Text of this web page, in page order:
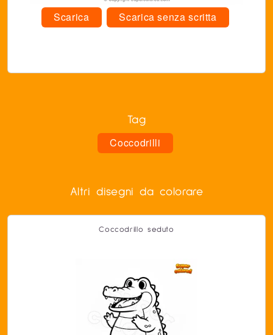
Scarica Scarica senza scritta
Tag
Coccodrilli
Altri disegni da colorare
Coccodrillo seduto